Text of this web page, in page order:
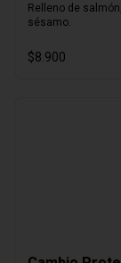
Relleno de
sésamo.
$8.900